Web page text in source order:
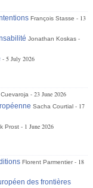
François Stasse
13
Jonathan Koskas
5 July 2026
23 June 2026
Sacha Courtial
17
Prost 1 June 2026
Florent Parmentier
18
des frontières